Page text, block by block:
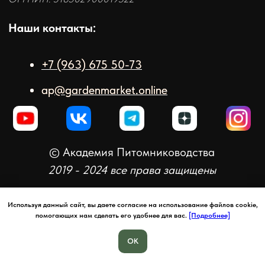
Используя данный сайт, вы даете согласие на использование файлов cookie,
помогающих нам сделать его удобнее для вас. [Подробнее]
OK
© Академия Питомниководства